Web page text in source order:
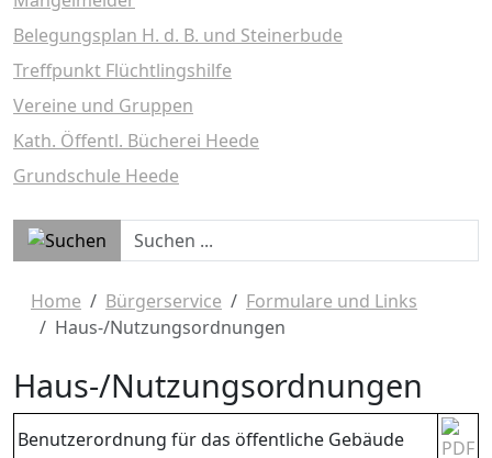
Belegungsplan H. d. B. und Steinerbude
Treffpunkt Flüchtlingshilfe
Vereine und Gruppen
Kath. Öffentl. Bücherei Heede
Grundschule Heede
Home Bürgerservice
Formulare und Links
Haus-/Nutzungsordnungen
Haus-/Nutzungsordnungen
Benutzerordnung für das öffentliche Gebäude